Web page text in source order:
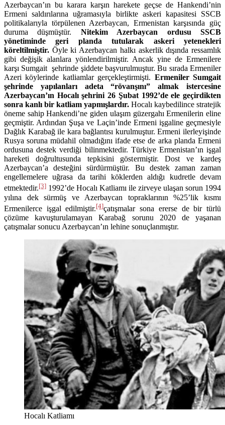
Azerbaycan’ın bu karara karşın harekete geçse de Hankendi’nin
Ermeni saldırılarına uğramasıyla birlikte askeri kapasitesi SSCB
politikalarıyla törpülenen Azerbaycan, Ermenistan karşısında güç
duruma düşmüştür. Nitekim Azerbaycan ordusu SSCB
yönetiminde geri planda tutularak askeri yetenekleri
köreltilmiştir. Öyle ki Azerbaycan halkı askerlik dışında ressamlık
gibi değişik alanlara yönlendirilmiştir. Ancak yine de Ermenilere
karşı Sumgait şehrinde şiddete başvurulmuştur. Bu sırada Ermeniler
Azeri köylerinde katliamlar gerçekleştirmişti. Ermeniler Sumgait
şehrinde yapılanları adeta “rövanşını” almak istercesine
Azerbaycan’ın Hocalı şehrini 26 Şubat 1992’de ele geçirdikten
sonra kanlı bir katliam yapmışlardır. Hocalı kaybedilince stratejik
öneme sahip Hankendi’ne giden ulaşım güzergahı Ermenilerin eline
geçmiştir. Ardından Şuşa ve Laçin’inde Ermeni işgaline geçmesiyle
Dağlık Karabağ ile kara bağlantısı kurulmuştur. Ermeni ilerleyişinde
Rusya soruna müdahil olmadığını ifade etse de arka planda Ermeni
ordusuna destek verdiği bilinmektedir. Türkiye Ermenistan’ın işgal
hareketi doğrultusunda tepkisini göstermiştir. Dost ve kardeş
Azerbaycan’a desteğini sürdürmüştür. Bu destek zaman zaman
engellemelere uğrasa da tarihi köklerden aldığı kudretle devam
etmektedir.[3] 1992’de Hocalı Katliamı ile zirveye ulaşan sorun 1994
yılına dek sürmüş ve Azerbaycan topraklarının %25’lik kısmı
Ermenilerce işgal edilmiştir.[4]çatışmalar sona ererse de bir türlü
çözüme kavuşturulamayan Karabağ sorunu 2020 de yaşanan
çatışmalar sonucu Azerbaycan’ın lehine sonuçlanmıştır.
Hocalı Katliamı